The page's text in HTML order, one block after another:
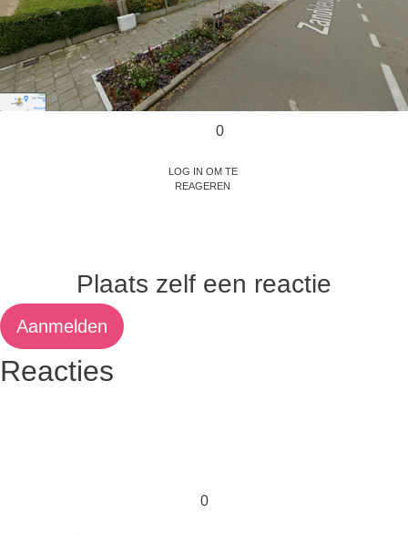
0
Log in om te
reageren
Plaats zelf een reactie
Aanmelden
Reacties
0